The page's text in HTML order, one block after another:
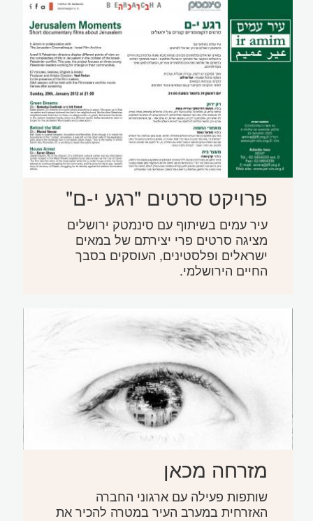
פרויקט סרטים "רגע י-ם"
עיר עמים בשיתוף עם סינמטק ירושלים
מציגה סרטים פרי יצירתם של במאים
ישראלים ופלסטינים, העוסקים בסבך
החיים הירושלמי.
מזרחה מכאן
שותפות פעילה עם ארגוני החברה
האזרחית במערב העיר במטרה להכיר את